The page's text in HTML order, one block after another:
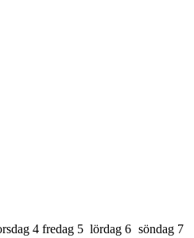
4 fredag 5 lördag 6 söndag 7